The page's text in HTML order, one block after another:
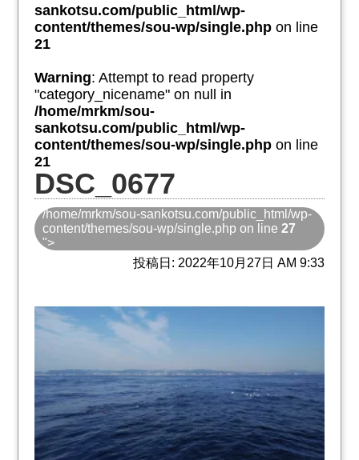
sankotsu.com/public_html/wp-
content/themes/sou-wp/single.php on line
21
Warning: Attempt to read property
"category_nicename" on null in
/home/mrkm/sou-
sankotsu.com/public_html/wp-
content/themes/sou-wp/single.php on line
21
DSC_0677
/home/mrkm/sou-sankotsu.com/public_html/wp-
content/themes/sou-wp/single.php on line27
">
投稿日: 2022年10月27日 AM 9:33